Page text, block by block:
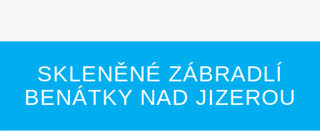
SKLENĚNÉ ZÁBRADLÍ
BENÁTKY NAD JIZEROU